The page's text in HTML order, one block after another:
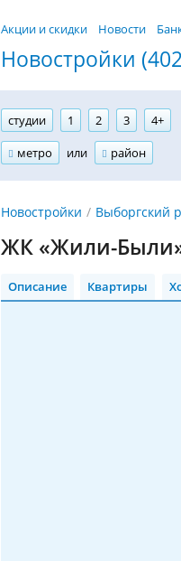
Акции и скидки Новости
Новостройки
студии 1 2 3
4+
метро
или район
Новостройки Выборгский
ЖК «Жили-
Описание Квартиры